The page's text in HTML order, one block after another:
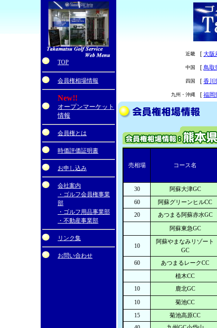
TOP
会員権相場情報
New!!
オープンマーケット
情報
会員権とは
時価評価証明書
お申し込み
会社案内
・ゴルフ会員権事業
部
・ゴルフ用品事業部
・不動産事業部
リンク集
お問い合わせ
近畿 [ 大阪
中国 [ 鳥取
四国 [ 香川
九州・沖縄 [ 福岡
売相場 コース名
30
阿蘇大津GC
60
阿蘇グリーンヒルCC
20
あつまる阿蘇赤水GC
阿蘇東急GC
10
阿蘇やまなみリゾート
GC
60
あつまるレークCC
植木CC
10
鹿北GC
10
菊池CC
15
菊池高原CC